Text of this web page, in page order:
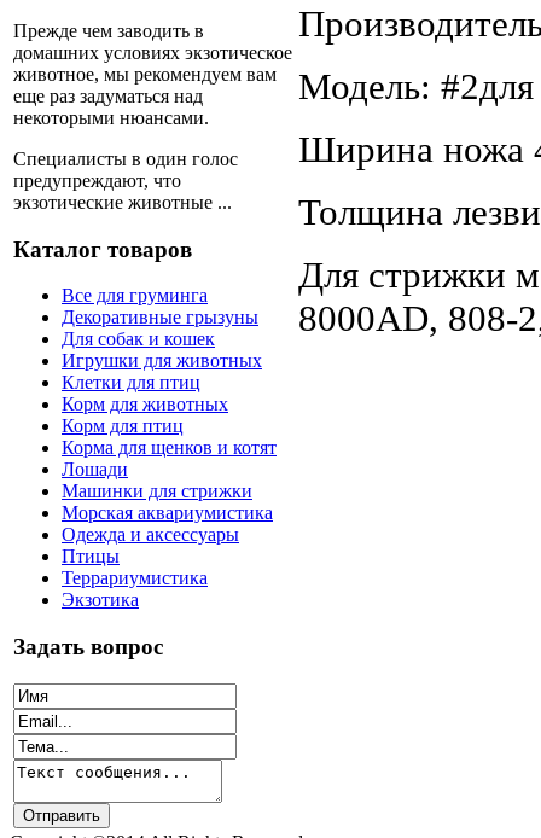
Прежде чем заводить в
домашних условиях экзотическое
животное, мы рекомендуем вам
еще раз задуматься над
некоторыми нюансами.
Специалисты в один голос
предупреждают, что
экзотические животные ...
Каталог товаров
Все для груминга
Декоративные грызуны
Для собак и кошек
Игрушки для животных
Клетки для птиц
Корм для животных
Корм для птиц
Корма для щенков и котят
Лошади
Машинки для стрижки
Морская аквариумистика
Одежда и аксессуары
Птицы
Террариумистика
Экзотика
Задать вопрос
Модель:
Ширина ножа
Толщина
Для стрижки
8000AD, 808-